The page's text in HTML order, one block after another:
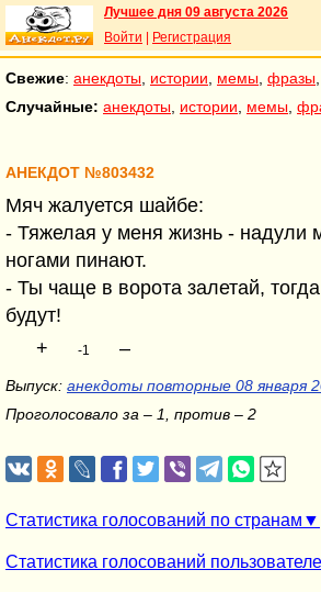
Лучшее дня 09 августа 2026
Войти
Регистрация
Свежие: анекдоты истории мемы фразы
Случайные: анекдоты истории мемы
АНЕКДОТ №803432
Мяч жалуется шайбе:
- Тяжелая у меня жизнь - надули
ногами пинают.
- Ты чаще в ворота залетай,
будут!
+
-1 –
Выпуск: анекдоты повторные 08 января
Проголосовало за – 1, против – 2
Статистика голосований по странам
Статистика голосований